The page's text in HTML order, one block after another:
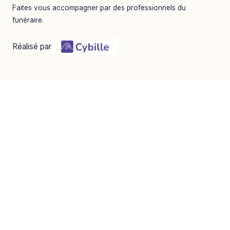
Faites vous accompagner par des professionnels du
funéraire.
Réalisé par